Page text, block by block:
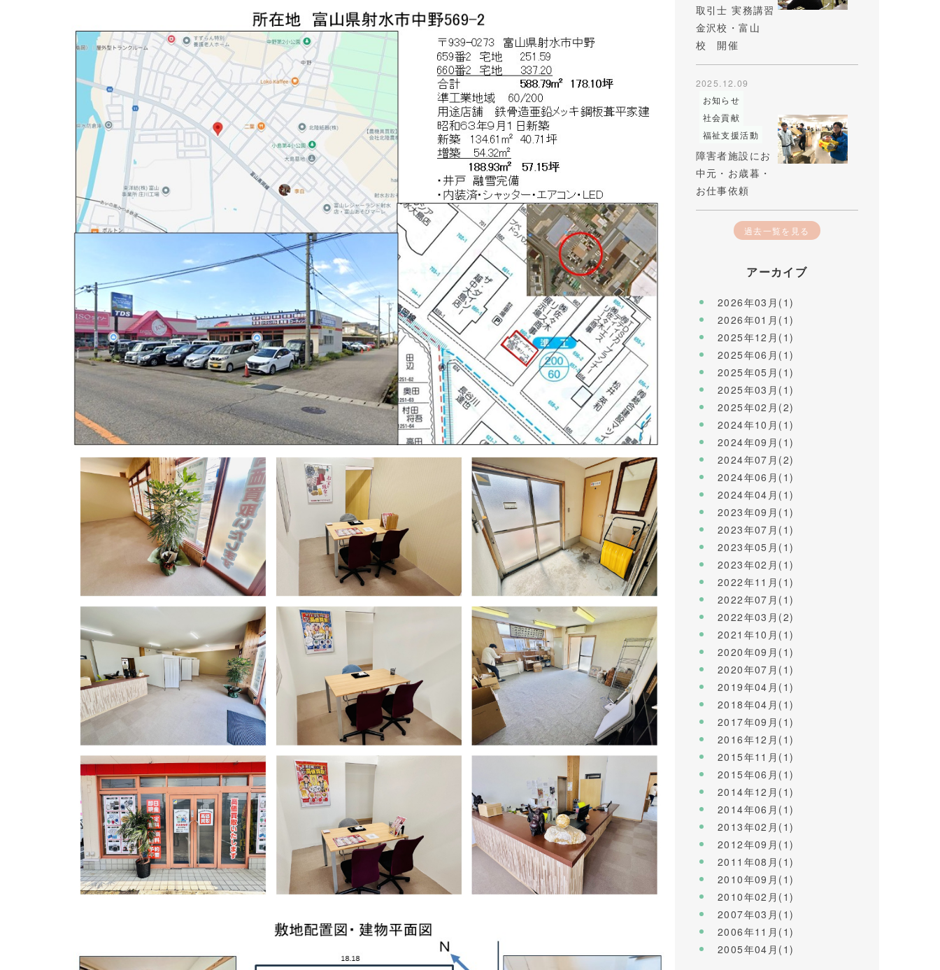
取引士 実務講習
金沢校・富山
校 開催
2025.12.09
お知らせ
社会貢献
福祉支援活動
障害者施設にお
中元・お歳暮・
お仕事依頼
過去一覧を見る
アーカイブ
2026年03月(1)
2026年01月(1)
2025年12月(1)
2025年06月(1)
2025年05月(1)
2025年03月(1)
2025年02月(2)
2024年10月(1)
2024年09月(1)
2024年07月(2)
2024年06月(1)
2024年04月(1)
2023年09月(1)
2023年07月(1)
2023年05月(1)
2023年02月(1)
2022年11月(1)
2022年07月(1)
2022年03月(2)
2021年10月(1)
2020年09月(1)
2020年07月(1)
2019年04月(1)
2018年04月(1)
2017年09月(1)
2016年12月(1)
2015年11月(1)
2015年06月(1)
2014年12月(1)
2014年06月(1)
2013年02月(1)
2012年09月(1)
2011年08月(1)
2010年09月(1)
2010年02月(1)
2007年03月(1)
2006年11月(1)
2005年04月(1)